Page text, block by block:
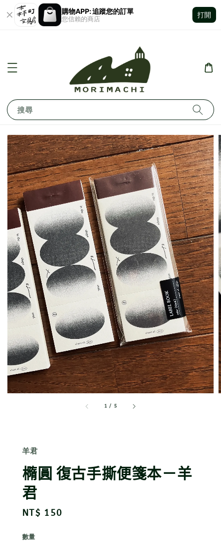
購物APP: 追蹤您的訂單
您信賴的商店
打開
搜尋
1 / 5
羊君
橢圓 復古手撕便箋本－羊
君
Regular
NT$ 150
數量